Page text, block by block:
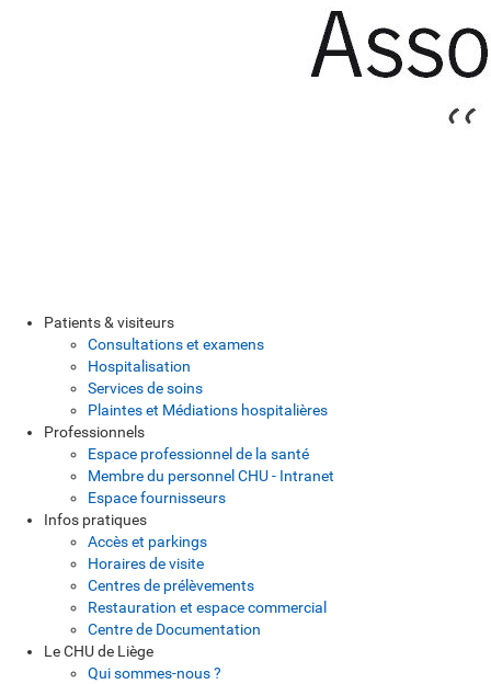
Patients & visiteurs
Consultations et examens
Hospitalisation
Services de soins
Plaintes et Médiations hospitalières
Professionnels
Espace professionnel de la santé
Membre du personnel CHU - Intranet
Espace fournisseurs
Infos pratiques
Accès et parkings
Horaires de visite
Centres de prélèvements
Restauration et espace commercial
Centre de Documentation
Le CHU de Liège
Qui sommes-nous ?